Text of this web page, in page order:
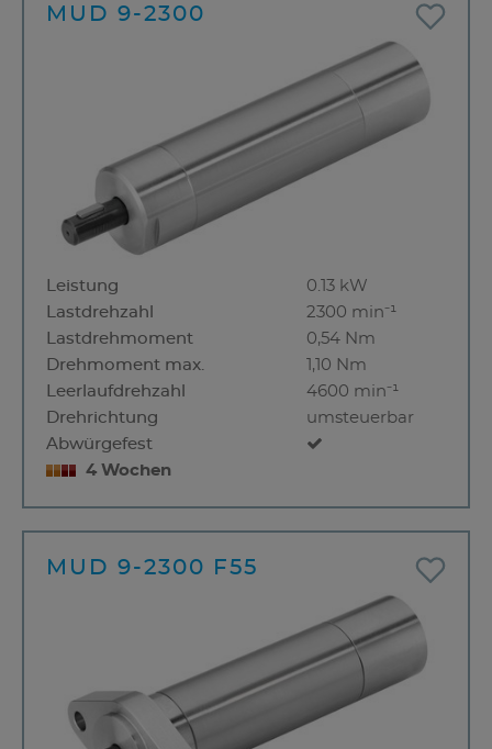
MUD 9-2300
Leistung
0.13 kW
Lastdrehzahl
2300 min⁻¹
Lastdrehmoment
0,54 Nm
Drehmoment max.
1,10 Nm
Leerlaufdrehzahl
4600 min⁻¹
Drehrichtung
umsteuerbar
Abwürgefest
4 Wochen
MUD 9-2300 F55